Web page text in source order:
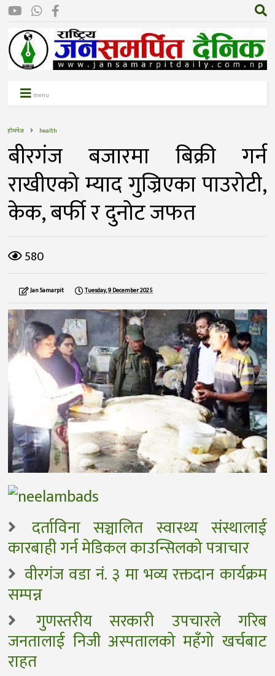
menu
होमपेज health
बीरगंज बजारमा बिक्री गर्न
राखीएकाे म्याद गुज्रिएका पाउरोटी,
केक, बर्फी र दुनोट जफत
580
Jan Samarpit Tuesday, 9 December 2025
दर्ताविना सञ्चालित स्वास्थ्य संस्थालाई
कारबाही गर्न मेडिकल काउन्सिलको पत्राचार
वीरगंज वडा नं. ३ मा भव्य रक्तदान कार्यक्रम
सम्पन्न
गुणस्तरीय सरकारी उपचारले गरिब
जनतालाई निजी अस्पतालको महँगो खर्चबाट
राहत